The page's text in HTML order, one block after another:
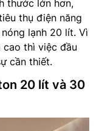
thước lớn hơn,
thụ điện năng
lạnh 20 lít. Vì
cao thì việc đầu
cần thiết.
20 lít và 30